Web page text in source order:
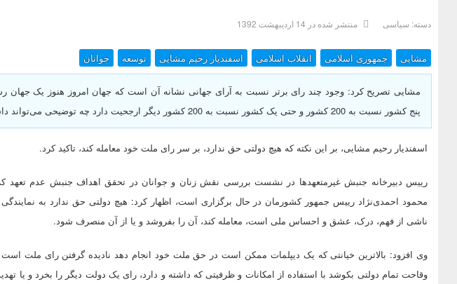
دسته: سیاسی منتشر شده در 14 ارديبهشت 1392
مشایی جمهوری اسلامی انقلاب اسلامی اسفندیار رحیم مشایی توسعه جوانان
مشایی تصریح کرد: وجود چند رای برتر نسبت به آرای جهانی نشانه آن است که جهان امروز هنوز یک جهان
پنج کشور نسبت به 200 کشور و حتی یک کشور نسبت به 200 کشور دیگر ارجحیت دارد چه توضیحی می‌تواند داشته باشد.
اسفندیار رحیم مشایی، بر این نکته‌ که هیچ دولتی حق ندارد، بر سر رای ملت خود معامله کند، تاکید کرد.
رییس دبیرخانه جنبش غیرمتعهدها در نشست بررسی نقش زنان و جوانان در تحقق اهداف جنبش عدم تعهد
محمود احمدی‌نژاد رییس جمهور کشورمان در حال برگزاری است، اظهار کرد: هیچ دولتی حق ندارد به
ناشی از فهم، درک، عشق و احساس ملی است، معامله کند، آن را بفروشد و یا از آن منصرف شود.
وی افزود: بالاترین خیانتی که یک دیپلمات ممکن است در حق ملت خود انجام دهد نادیده گرفتن رای ملت است
وقاحت تمام دولتی بکوشد با استفاده از امکانات و ظرفیتی که داشته و دارد، رای یک دولت دیگر را بخرد و یا